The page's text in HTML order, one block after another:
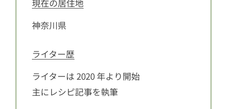
現在の居住地
神奈川県
ライター歴
ライターは 2020 年より開始
主にレシピ記事を執筆